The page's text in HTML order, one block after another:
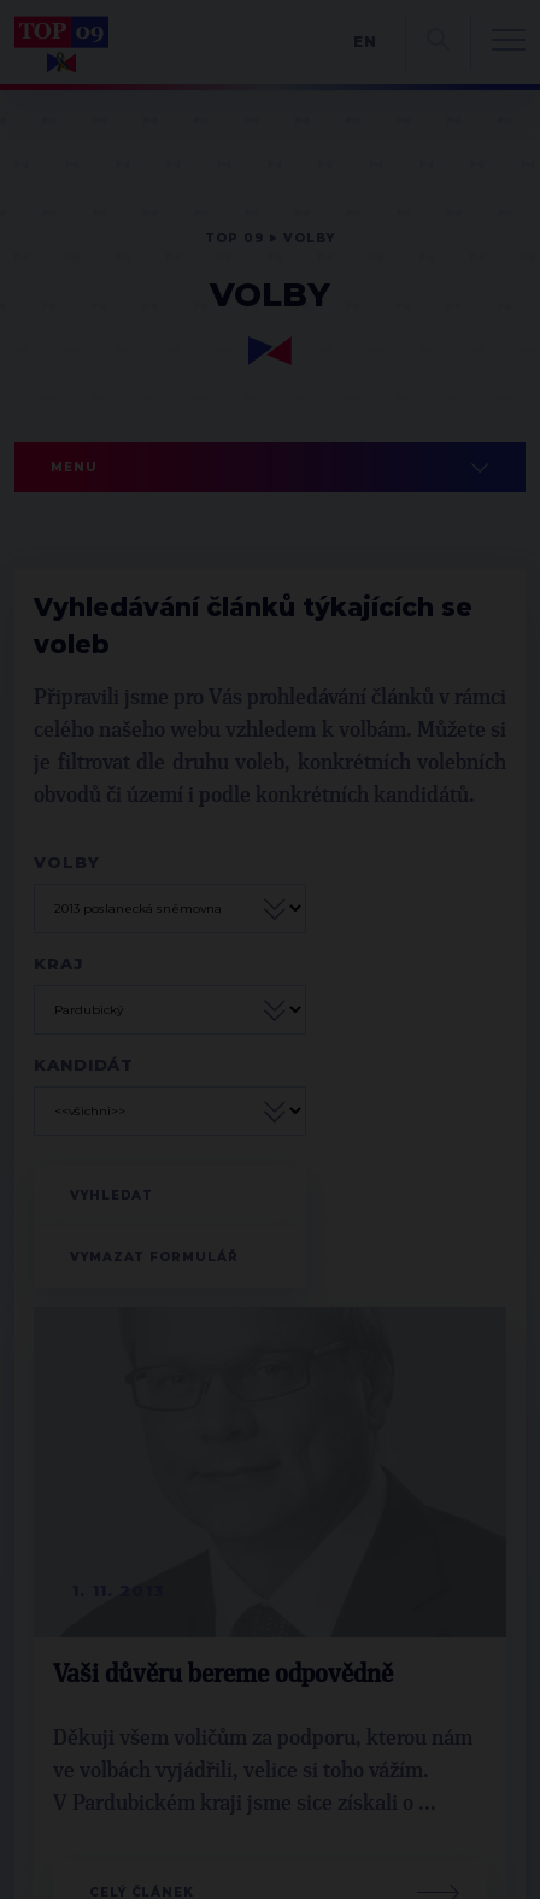
VOLBY
MENU
Vyhledávání článků týkajících se
voleb
Připravili jsme pro Vás prohledávání článků v rámci
celého našeho webu vzhledem k volbám. Můžete si
je filtrovat dle druhu voleb, konkrétních volebních
obvodů či území i podle konkrétních kandidátů.
VOLBY
KRAJ
KANDIDÁT
Vaši důvěru bereme odpovědně
Děkuji všem voličům za podporu, kterou nám
ve volbách vyjádřili, velice si toho vážím.
V Pardubickém kraji jsme sice získali o ...
CELÝ ČLÁNEK